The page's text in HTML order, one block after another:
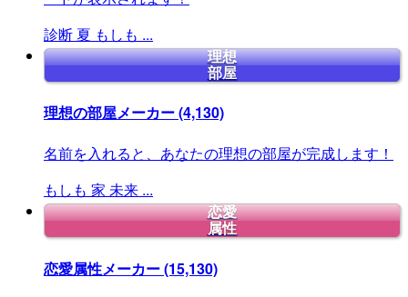
診断 夏 もしも ...
理想
部屋
理想の部屋メーカー(4,130)
名前を入れると、あなたの理想の部屋が完成します！
もしも 家 未来 ...
恋愛
属性
恋愛属性メーカー(15,130)